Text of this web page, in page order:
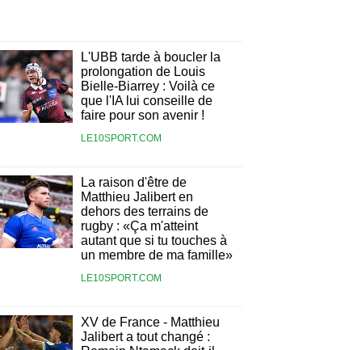
L'UBB tarde à boucler la
prolongation de Louis
Bielle-Biarrey : Voilà ce
que l'IA lui conseille de
faire pour son avenir !
LE10SPORT.COM
La raison d'être de
Matthieu Jalibert en
dehors des terrains de
rugby : «Ça m'atteint
autant que si tu touches à
un membre de ma famille»
LE10SPORT.COM
XV de France - Matthieu
Jalibert a tout changé :